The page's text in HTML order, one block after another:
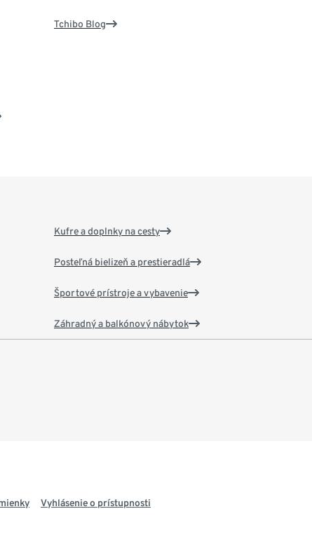
Tchibo Blog
Kufre a doplnky na cesty
Posteľná bielizeň a prestieradlá
Športové prístroje a vybavenie
Záhradný a balkónový nábytok
Vyhlásenie o prístupnosti